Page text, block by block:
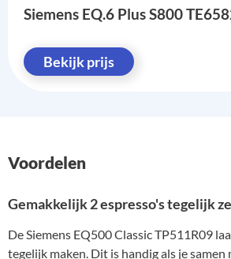
Siemens EQ.6 Plus S800
Bekijk prijs
Voordelen
Gemakkelijk 2 espresso's tegelijk
De Siemens EQ500 Classic TP511R09
tegelijk maken. Dit is handig als je